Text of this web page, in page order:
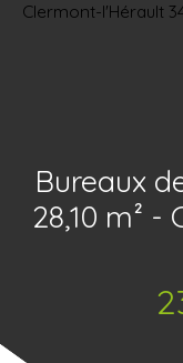
Bureaux
28,10 m²